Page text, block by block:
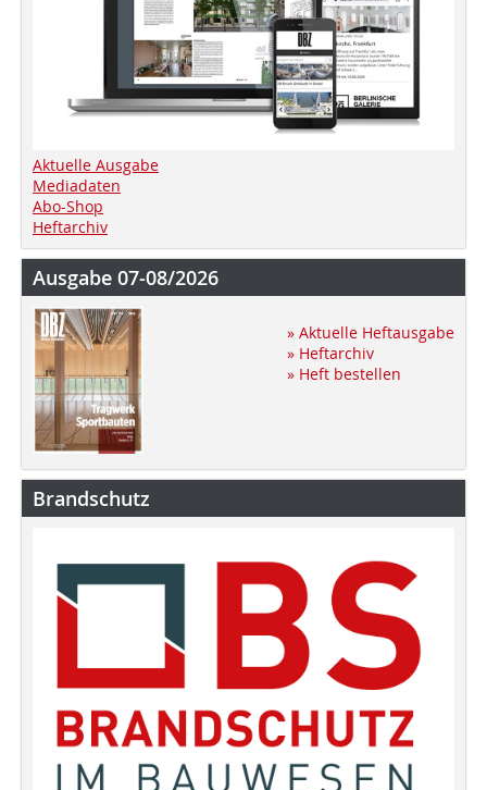
Aktuelle Ausgabe
Mediadaten
Abo-Shop
Heftarchiv
Ausgabe 07-08/2026
» Aktuelle Heftausgabe
» Heftarchiv
» Heft bestellen
Brandschutz